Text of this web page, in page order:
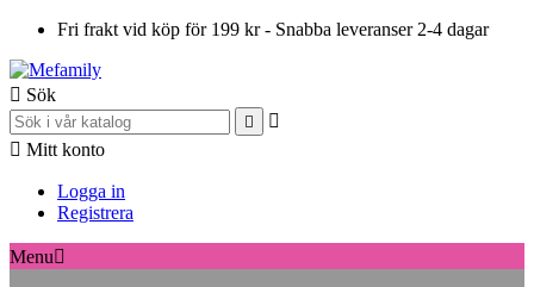
Fri frakt vid köp för 199 kr - Snabba leveranser 2-4 dagar
 Sök


 Mitt konto
Logga in
Registrera
Menu